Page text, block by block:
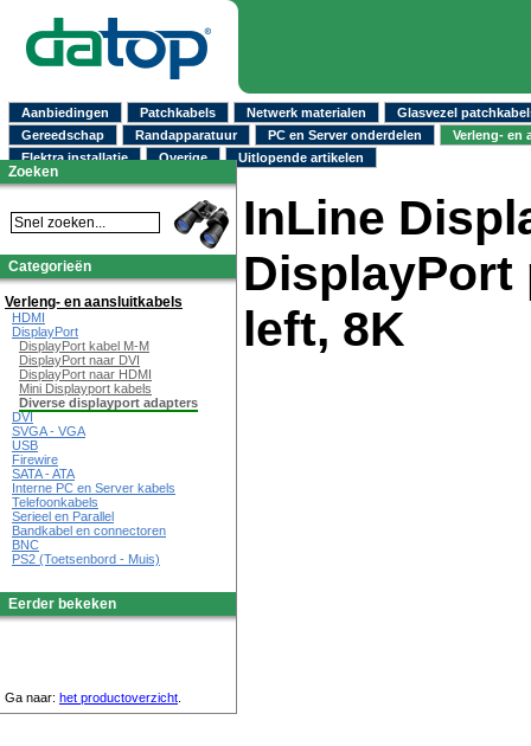
Aanbiedingen Patchkabels Netwerk materialen
Glasvezel
Gereedschap
Randapparatuur PC en Server onderdelen
Verleng- en
Elektra installatie
Overige Uitlopende artikelen
InLine
DisplayPort
left, 8K
Zoeken
Categorieën
Verleng- en aansluitkabels
HDMI
DisplayPort
DisplayPort kabel M-M
DisplayPort naar DVI
DisplayPort naar HDMI
Mini Displayport kabels
Diverse displayport adapters
DVI
SVGA - VGA
USB
Firewire
SATA - ATA
Interne PC en Server kabels
Telefoonkabels
Serieel en Parallel
Bandkabel en connectoren
BNC
PS2 (Toetsenbord - Muis)
Eerder bekeken
Ga naar: het productoverzicht